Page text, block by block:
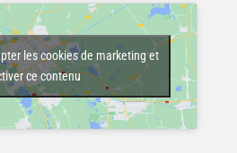
les cookies de marketing et
ce contenu